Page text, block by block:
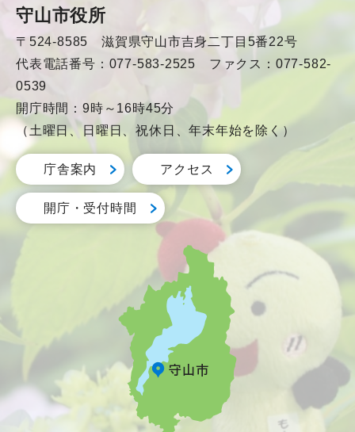
守山市役所
〒524-8585 滋賀県守山市吉身二丁目5番22号
代表電話番号：077-583-2525 ファクス：077-582-
0539
開庁時間：9時～16時45分
（土曜日、日曜日、祝休日、年末年始を除く）
庁舎案内 アクセス
開庁・受付時間